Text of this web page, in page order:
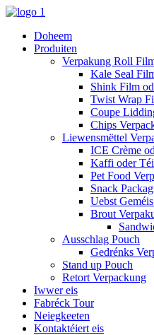
Doheem
Produiten
Verpakung Roll
Kale Seal
Shink Film
Twist Wrap
Coupe
Chips
Liewensmëttel
ICE Crème
Kaffi oder
Pet Food
Snack
Uebst
Brout
Ausschlag Pouch
Gedrénks
Stand up Pouch
Retort Verpackung
Iwwer eis
Fabréck Tour
Neiegkeeten
Kontaktéiert eis